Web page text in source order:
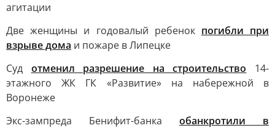
агитации
Две женщины и годовалый ребенок погибли при
взрыве дома и пожаре в Липецке
Суд отменил разрешение на строительство 14-
этажного ЖК ГК «Развитие» на набережной в
Воронеже
Экс-зампреда Бенифит-банка обанкротили в